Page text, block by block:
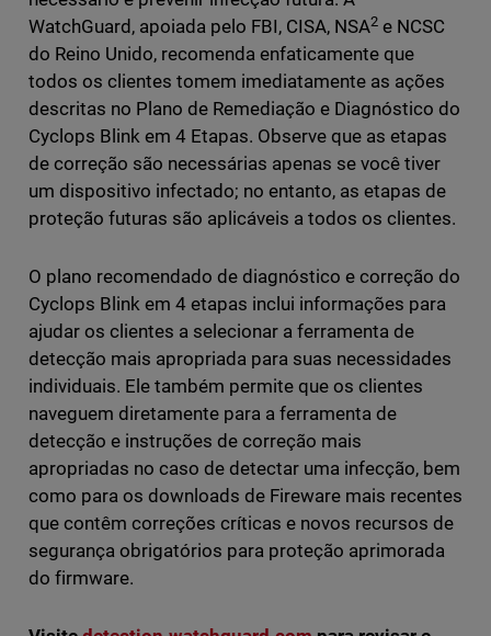
WatchGuard, apoiada pelo FBI, CISA, NSA2 e NCSC
do Reino Unido, recomenda enfaticamente que
todos os clientes tomem imediatamente as ações
descritas no Plano de Remediação e Diagnóstico do
Cyclops Blink em 4 Etapas. Observe que as etapas
de correção são necessárias apenas se você tiver
um dispositivo infectado; no entanto, as etapas de
proteção futuras são aplicáveis a todos os clientes.
O plano recomendado de diagnóstico e correção do
Cyclops Blink em 4 etapas inclui informações para
ajudar os clientes a selecionar a ferramenta de
detecção mais apropriada para suas necessidades
individuais. Ele também permite que os clientes
naveguem diretamente para a ferramenta de
detecção e instruções de correção mais
apropriadas no caso de detectar uma infecção, bem
como para os downloads de Fireware mais recentes
que contêm correções críticas e novos recursos de
segurança obrigatórios para proteção aprimorada
do firmware.